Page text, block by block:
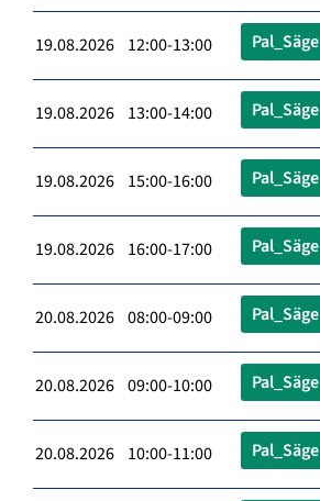
19.08.2026 12:00-13:00 Pal_Säge
19.08.2026 13:00-14:00 Pal_Säge
19.08.2026 15:00-16:00 Pal_Säge
19.08.2026 16:00-17:00 Pal_Säge
20.08.2026 08:00-09:00 Pal_Säge
20.08.2026 09:00-10:00 Pal_Säge
20.08.2026 10:00-11:00 Pal_Säge